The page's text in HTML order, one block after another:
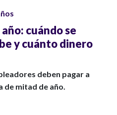
cuándo se
y cuánto dinero
deben pagar a
de mitad de año.